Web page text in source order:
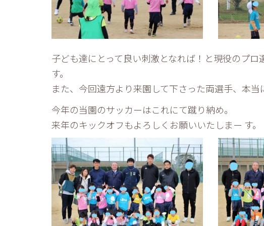
子ども達にとって良い刺激となれば！と現役のプ
す。
また、今回遠方より来園して下さった両選手、本当
今年の当園のサッカーはこれにて蹴り納め。
来年のキックオフもよろしくお願いいたしまー す。